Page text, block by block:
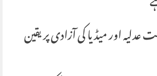
اور میڈیا کی آزادی پر یقین